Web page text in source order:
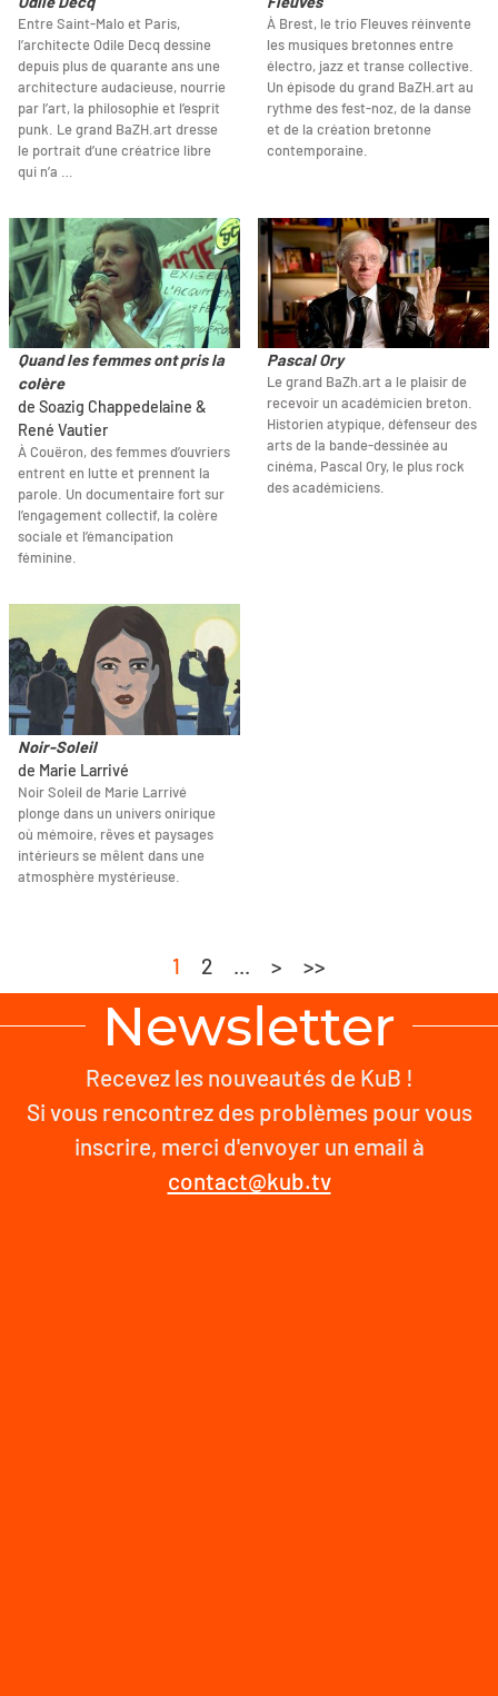
Entre Saint-Malo et Paris,
l’architecte Odile Decq dessine
depuis plus de quarante ans une
architecture audacieuse, nourrie
par l’art, la philosophie et l’esprit
punk. Le grand BaZH.art dresse
le portrait d’une créatrice libre
qui n’a …
À Brest, le trio Fleuves réinvente
les musiques bretonnes entre
électro, jazz et transe collective.
Un épisode du grand BaZH.art au
rythme des fest-noz, de la danse
et de la création bretonne
contemporaine.
Quand les femmes ont pris la
colère
de Soazig Chappedelaine &
René Vautier
À Couëron, des femmes d’ouvriers
entrent en lutte et prennent la
parole. Un documentaire fort sur
l’engagement collectif, la colère
sociale et l’émancipation
féminine.
Pascal Ory
Le grand BaZh.art a le plaisir de
recevoir un académicien breton.
Historien atypique, défenseur des
arts de la bande-dessinée au
cinéma, Pascal Ory, le plus rock
des académiciens.
Noir-Soleil
de Marie Larrivé
Noir Soleil de Marie Larrivé
plonge dans un univers onirique
où mémoire, rêves et paysages
intérieurs se mêlent dans une
atmosphère mystérieuse.
1 2 ... > >>
Newsletter
Recevez les nouveautés de KuB !
Si vous rencontrez des problèmes pour vous
inscrire, merci d'envoyer un email à
contact@kub.tv